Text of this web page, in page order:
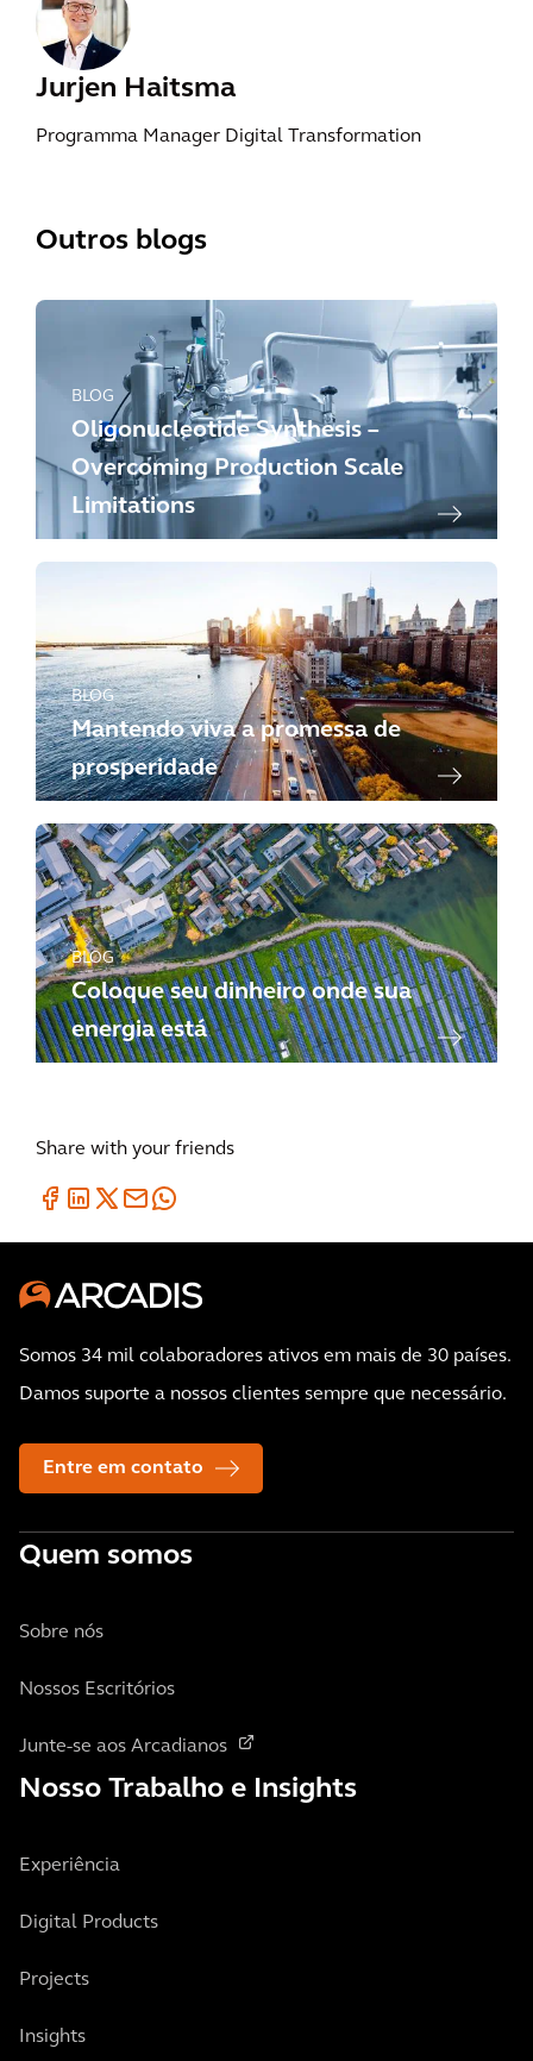
Jurjen Haitsma
Programma Manager Digital Transformation
Outros blogs
BLOG
Oligonucleotide Synthesis –
Overcoming Production Scale
Limitations
BLOG
Mantendo viva a promessa de
prosperidade
BLOG
Coloque seu dinheiro onde sua
energia está
Share with your friends
Somos 34 mil colaboradores ativos em mais de 30 países.
Damos suporte a nossos clientes sempre que necessário.
Entre em contato
Quem somos
Sobre nós
Nossos Escritórios
Junte-se aos Arcadianos
Nosso Trabalho e Insights
Experiência
Digital Products
Projects
Insights